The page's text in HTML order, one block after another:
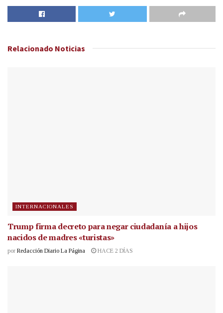
Relacionado Noticias
INTERNACIONALES
Trump firma decreto para negar ciudadanía a hijos
nacidos de madres «turistas»
por Redacción Diario La Página HACE 2 DÍAS